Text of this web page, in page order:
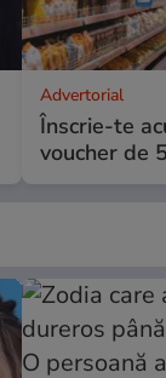
Advertorial
Înscrie-te
voucher de